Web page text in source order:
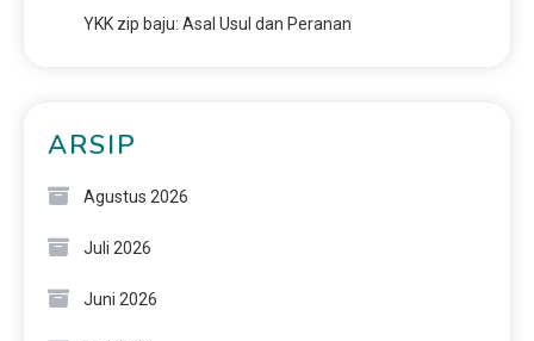
YKK zip baju: Asal Usul dan Peranan
ARSIP
Agustus 2026
Juli 2026
Juni 2026